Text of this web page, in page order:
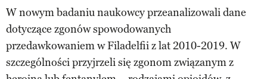
W nowym badaniu naukowcy przeanalizowali dane
dotyczące zgonów spowodowanych
przedawkowaniem w Filadelfii z lat 2010-2019. W
szczególności przyjrzeli się zgonom związanym z